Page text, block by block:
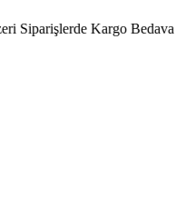
Kargo Bedava •